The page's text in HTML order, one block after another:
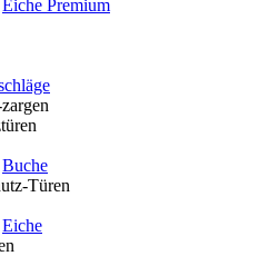
Eiche Premium
Buche
Türen
Eiche